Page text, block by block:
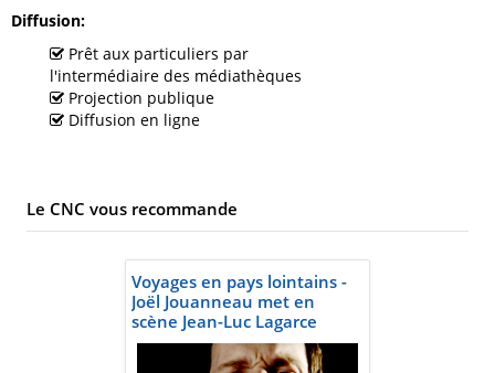
Diffusion
Prêt aux particuliers par
l'intermédiaire des médiathèques
Projection publique
Diffusion en ligne
Le CNC vous recommande
Voyages en pays lointains -
Joël Jouanneau met en
scène Jean-Luc Lagarce